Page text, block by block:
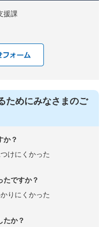
援課
ためにみなさまのご
か？
けにくかった
たですか？
りにくかった
たか？